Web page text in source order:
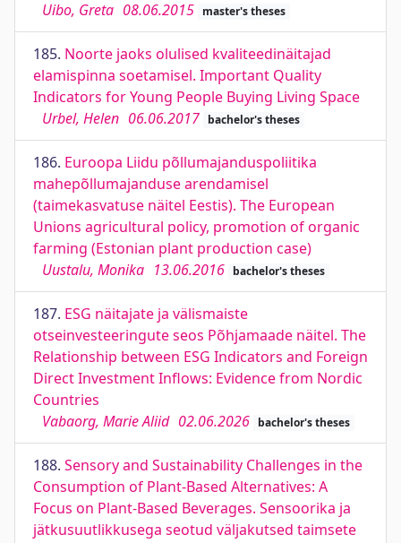
Uibo, Greta 08.06.2015 master's theses
185. Noorte jaoks olulised kvaliteedinäitajad
elamispinna soetamisel. Important Quality
Indicators for Young People Buying Living Space
Urbel, Helen 06.06.2017 bachelor's theses
186. Euroopa Liidu põllumajanduspoliitika
mahepõllumajanduse arendamisel
(taimekasvatuse näitel Eestis). The European
Unions agricultural policy, promotion of organic
farming (Estonian plant production case)
Uustalu, Monika 13.06.2016 bachelor's theses
187. ESG näitajate ja välismaiste
otseinvesteeringute seos Põhjamaade näitel. The
Relationship between ESG Indicators and Foreign
Direct Investment Inflows: Evidence from Nordic
Countries
Vabaorg, Marie Aliid 02.06.2026 bachelor's theses
188. Sensory and Sustainability Challenges in the
Consumption of Plant-Based Alternatives: A
Focus on Plant-Based Beverages. Sensoorika ja
jätkusuutlikkusega seotud väljakutsed taimsete